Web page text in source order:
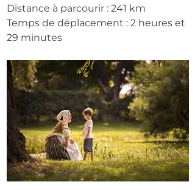
Distance à parcourir : 241 km
Temps de déplacement : 2 heures et
29 minutes